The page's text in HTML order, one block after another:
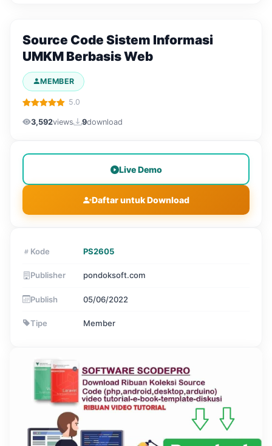
Source Code Sistem Informasi
UMKM Berbasis Web
MEMBER
5.0
3,592views 9download
Live Demo
Daftar untuk Download
Kode PS2605
Publisher pondoksoft.com
Publish 05/06/2022
Tipe Member